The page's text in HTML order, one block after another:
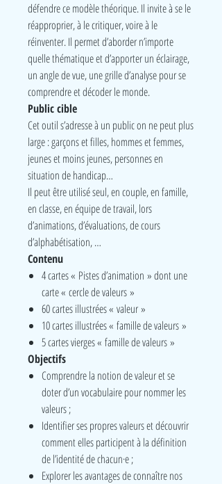
défendre ce modèle théorique. Il invite à se le
réapproprier, à le critiquer, voire à le
réinventer. Il permet d’aborder n’importe
quelle thématique et d’apporter un éclairage,
un angle de vue, une grille d’analyse pour se
comprendre et décoder le monde.
Public cible
Cet outil s’adresse à un public on ne peut plus
large : garçons et filles, hommes et femmes,
jeunes et moins jeunes, personnes en
situation de handicap…
Il peut être utilisé seul, en couple, en famille,
en classe, en équipe de travail, lors
d’animations, d’évaluations, de cours
d’alphabétisation, …
Contenu
4 cartes « Pistes d’animation » dont une
carte « cercle de valeurs »
60 cartes illustrées « valeur »
10 cartes illustrées « famille de valeurs »
5 cartes vierges « famille de valeurs »
Objectifs
Comprendre la notion de valeur et se
doter d’un vocabulaire pour nommer les
valeurs ;
Identifier ses propres valeurs et découvrir
comment elles participent à la définition
de l’identité de chacun·e ;
Explorer les avantages de connaître nos